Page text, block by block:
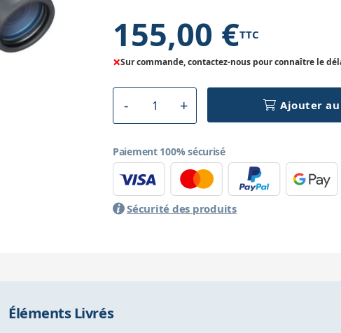
155,00 €TTC
×Sur commande, contactez-nous pour connaître le
Ajouter
Paiement 100% sécurisé
Sécurité des produits
Éléments Livrés